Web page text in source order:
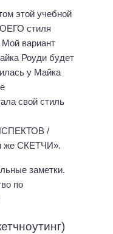
этой учебной
стиля
Мой вариант
Роуди будет
у Майка
свой стиль
/
СКЕТЧИ».